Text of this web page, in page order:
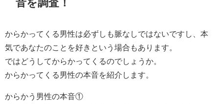
音を調査！
からかってくる男性は必ずしも脈なしではないですし、本
気であなたのことを好きという場合もあります。
ではどうしてからかってくるのでしょうか。
からかってくる男性の本音を紹介します。
からかう男性の本音①